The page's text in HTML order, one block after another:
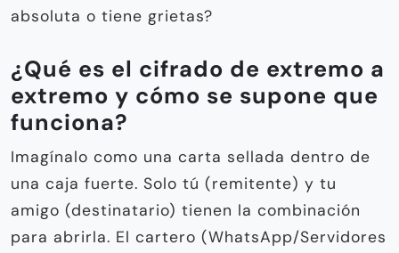
absoluta o tiene grietas?
¿Qué es el cifrado de extremo a
extremo y cómo se supone que
funciona?
Imagínalo como una carta sellada dentro de
una caja fuerte. Solo tú (remitente) y tu
amigo (destinatario) tienen la combinación
para abrirla. El cartero (WhatsApp/Servidores